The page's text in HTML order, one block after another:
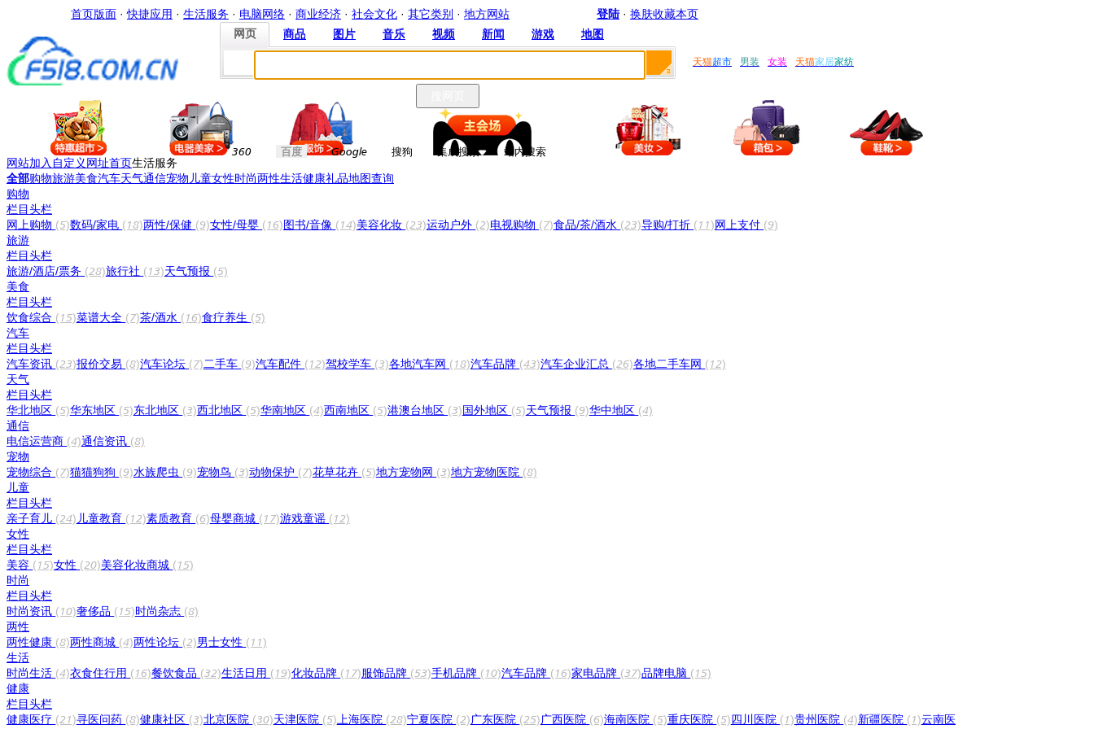
首页版面 ·快捷应用 · 生活服务 · 电脑网络 · 商业经济 · 社会文化 · 其它类别 · 地方网站 登陆 · 换肤收藏本页
网页
网页 商品
商品 图片
图片 音乐
音乐 视频
视频 新闻
新闻 游戏
游戏 地图
地图
360 百度 Google 搜狗 集成搜索 站内搜索
天猫超市 男装 女装 天猫家居家纺
网站加入 自定义网址首页生活服务
全部购物旅游美食汽车天气通信宠物 儿童女性时尚两性生活健康礼品地图查询
购物
栏目头栏
网上购物 (5)数码/家电 (18)两性/保健 (9)女性/母婴 (16)图书/音像 (14)美容化妆 (23)运动户外 (2)电视购物 (7)食品/茶/酒水 (23)导购/打折 (11)网上支付 (9)
旅游
栏目头栏
旅游/酒店/票务 (28)旅行社 (13)天气预报 (5)
美食
栏目头栏
饮食综合 (15)菜谱大全 (7)茶/酒水 (16)食疗养生 (5)
汽车
栏目头栏
汽车资讯 (23)报价交易 (8)汽车论坛 (7)二手车 (9)汽车配件 (12)驾校学车 (3)各地汽车网 (18)汽车品牌 (43)汽车企业汇总 (26)各地二手车网 (12)
天气
栏目头栏
华北地区 (5)华东地区 (5)东北地区 (3)西北地区 (5)华南地区 (4)西南地区 (5)港澳台地区 (3)国外地区 (5)天气预报 (9)华中地区 (4)
通信
电信运营商 (4)通信资讯 (8)
宠物
宠物综合 (7)猫猫狗狗 (9)水族爬虫 (9)宠物鸟 (3)动物保护 (7)花草花卉 (5)地方宠物网 (3)地方宠物医院 (8)
儿童
栏目头栏
亲子育儿 (24) 儿童教育 (12)素质教育 (6)母婴商城 (17)游戏童谣 (12)
女性
栏目头栏
美容 (15)女性 (20)美容化妆商城 (15)
时尚
栏目头栏
时尚资讯 (10)奢侈品 (15)时尚杂志 (8)
两性
两性健康 (8)两性商城 (4)两性论坛 (2)男士女性 (11)
生活
时尚生活 (4)衣食住行用 (16)餐饮食品 (32)生活日用 (19)化妆品牌 (17)服饰品牌 (53)手机品牌 (10)汽车品牌 (16)家电品牌 (37)品牌电脑 (15)
健康
栏目头栏
健康医疗 (21)寻医问药 (8)健康社区 (3)北京医院 (30)天津医院 (5) 上海医院 (28)宁夏医院 (2)广东医院 (25)广西医院 (6)海南医院 (5)重庆医院 (5)四川医院 (1)贵州医院 (4)新疆医院 (1)云南医